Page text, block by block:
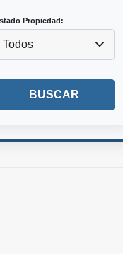
Propiedad:
Todos
BUSCAR